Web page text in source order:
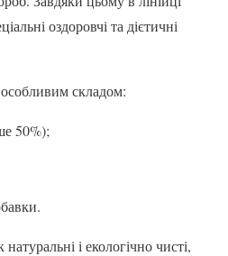
оздоровчі та дієтичні
особливим складом:
50%);
натуральні і екологічно чисті,